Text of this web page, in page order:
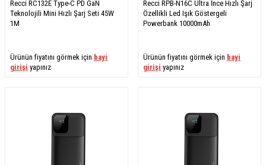
Recci RC132E Type-C PD GaN
Teknolojili Mini Hızlı Şarj Seti 45W
1M
Ürünün fiyatını görmek için bayi
girişi yapınız
Recci RPB-N16C Ultra İnce Hızlı Şarj
Özellikli Led Işık Göstergeli
Powerbank 10000mAh
Ürünün fiyatını görmek için bayi
girişi yapınız